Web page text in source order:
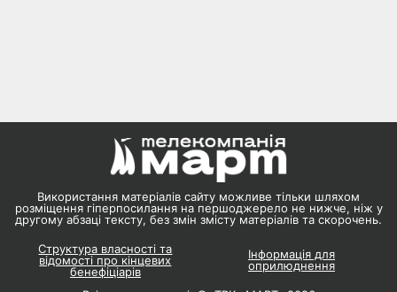
Використання матеріалів сайту можливе тільки шляхом
розміщення гіперпосилання на першоджерело не нижче, ніж у
другому абзаці тексту, без змін змісту матеріалів та скорочень.
Структура власності та
відомості про кінцевих
бенефіціарів
Інформація для
оприлюднення